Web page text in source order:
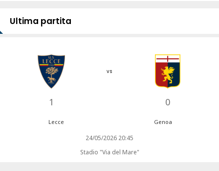
Ultima partita
1
vs
0
Lecce Genoa
24/05/2026 20:45
Stadio "Via del Mare"